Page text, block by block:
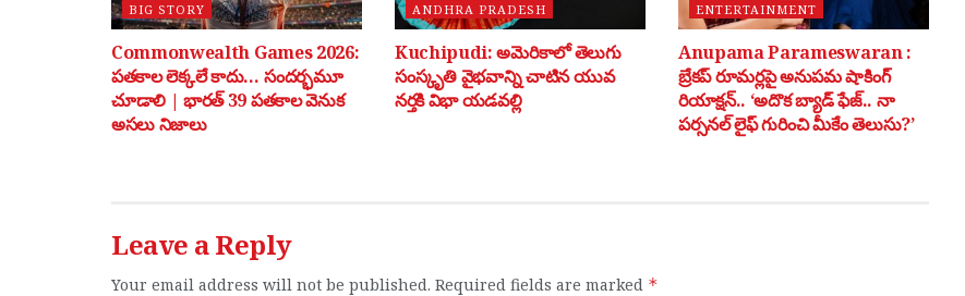
BIG STORY
Commonwealth Games 2026:
పతకాల లెక్కలే కాదు… సందర్భమూ
చూడాలి | భారత్ 39 పతకాల వెనుక
అసలు నిజాలు
ANDHRA PRADESH
Kuchipudi: అమెరికాలో తెలుగు
సంస్కృతి వైభవాన్ని చాటిన యువ
నర్తకి విభా యడవల్లి
ENTERTAINMENT
Anupama Parameswaran :
బ్రేకప్ రూమర్లపై అనుపమ షాకింగ్
రియాక్షన్.. ‘అదొక బ్యాడ్ ఫేజ్.. నా
పర్సనల్ లైఫ్ గురించి మీకేం తెలుసు?’
Leave a Reply
Your email address will not be published. Required fields are marked *